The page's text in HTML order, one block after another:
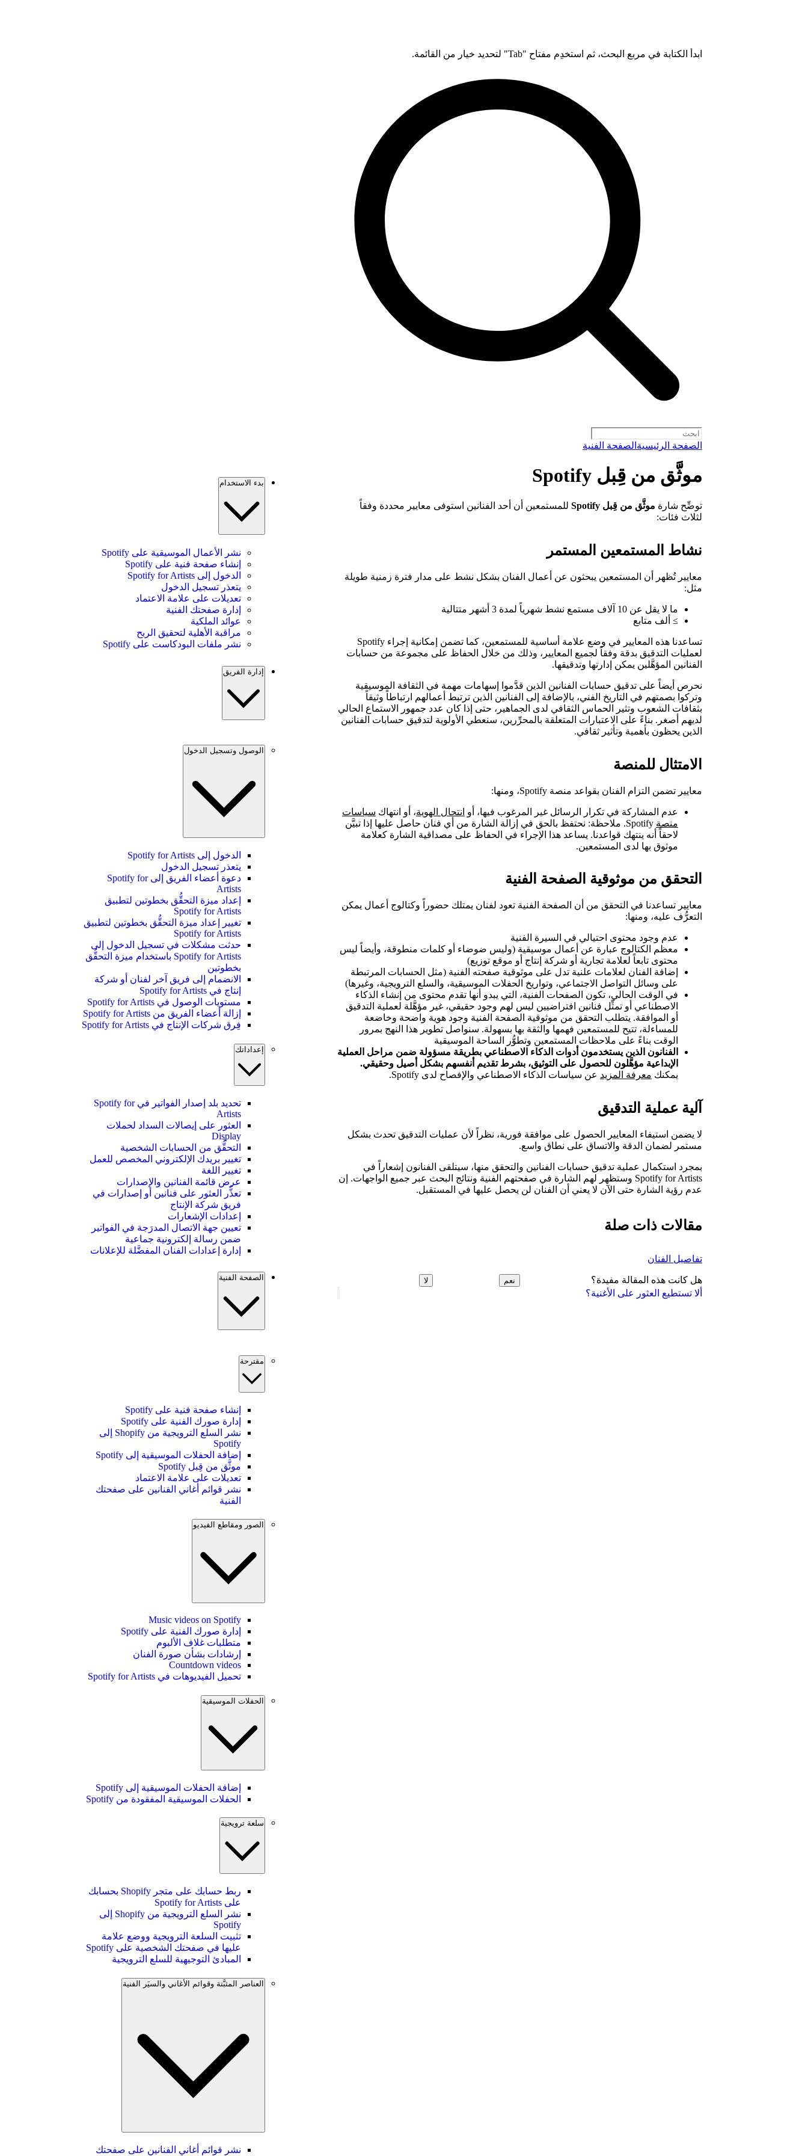
ابدأ الكتابة في مربع البحث، ثم استخدِم مفتاح "Tab" لتحديد خيار من القائمة.
الصفحة الرئيسية الصفحة الفنية
ألا تستطيع العثور على الأغنية؟
موثَّق من قِبل Spotify
توضِّح شارة موثَّق من قِبل Spotify
للمستمعين أن أحد الفنانين استوفى معايير محددة وفقاً
لثلاث فئات:
نشاط المستمعين المستمر
معايير تُظهر أن المستمعين يبحثون عن أعمال الفنان بشكل نشط على مدار فترة زمنية طويلة
مثل:
ما لا يقل عن 10 آلاف مستمع نشط شهرياً لمدة 3 أشهر متتالية
≥ ألف متابع
تساعدنا هذه المعايير في وضع علامة أساسية للمستمعين، كما تضمن إمكانية إجراء Spotify
لعمليات التدقيق بدقة وفقاً لجميع المعايير، وذلك من خلال الحفاظ على مجموعة من حسابات
الفنانين المؤهَّلين يمكن إدارتها وتدقيقها.
نحرص أيضاً على تدقيق حسابات الفنانين الذين قدَّموا إسهامات مهمة في الثقافة الموسيقية
وتركوا بصمتهم في التاريخ الفني، بالإضافة إلى الفنانين الذين ترتبط أعمالهم ارتباطاً وثيقاً
بثقافات الشعوب وتثير الحماس الثقافي لدى الجماهير، حتى إذا كان عدد جمهور الاستماع الحالي
لديهم أصغر. بناءً على الاعتبارات المتعلقة بالمحرِّرين، سنعطي الأولوية لتدقيق حسابات الفنانين
الذين يحظون بأهمية وتأثير ثقافي.
الامتثال للمنصة
معايير تضمن التزام الفنان بقواعد منصة Spotify، ومنها:
عدم المشاركة في تكرار الرسائل غير المرغوب فيها، أو انتحال الهوية، أو انتهاك سياسات
منصة
Spotify. ملاحظة: نحتفظ بالحق في إزالة الشارة من أي فنان حاصل عليها إذا تبيَّن
لاحقاً أنه ينتهك قواعدنا. يساعد هذا الإجراء في الحفاظ على مصداقية الشارة كعلامة
موثوق بها لدى المستمعين.
التحقق من موثوقية الصفحة الفنية
معايير تساعدنا في التحقق من أن الصفحة الفنية تعود لفنان يمتلك حضوراً وكتالوج أعمال يمكن
التعرُّف عليه، ومنها:
عدم وجود محتوى احتيالي في السيرة الفنية
معظم الكتالوج عبارة عن أعمال موسيقية (وليس ضوضاء أو كلمات منطوقة، وأيضاً ليس
محتوى تابعاً لعلامة تجارية أو شركة إنتاج أو موقع توزيع)
إضافة الفنان لعلامات علنية تدل على موثوقية صفحته الفنية (مثل الحسابات المرتبطة
على وسائل التواصل الاجتماعي، وتواريخ الحفلات الموسيقية، والسلع الترويجية، وغيرها)
في الوقت الحالي، تكون الصفحات الفنية، التي يبدو أنها تقدم محتوى من إنشاء الذكاء
الاصطناعي أو تمثِّل فنانين افتراضيين ليس لهم وجود حقيقي، غير مؤهَّلة لعملية التدقيق
أو الموافقة. يتطلب التحقق من موثوقية الصفحة الفنية وجود هوية واضحة وخاضعة
للمساءلة، تتيح للمستمعين فهمها والثقة بها بسهولة. سنواصل تطوير هذا النهج بمرور
الوقت بناءً على ملاحظات المستمعين وتطوُّر الساحة الموسيقية
الفنانون الذين يستخدمون أدوات الذكاء الاصطناعي بطريقة مسؤولة ضمن مراحل العملية
الإبداعية مؤهَّلون للحصول على التوثيق، بشرط تقديم أنفسهم بشكل أصيل وحقيقي.
يمكنك معرفة المزيد عن سياسات الذكاء الاصطناعي والإفصاح لدى Spotify.
آلية عملية التدقيق
لا يضمن استيفاء المعايير الحصول على موافقة فورية، نظراً لأن عمليات التدقيق تحدث بشكل
مستمر لضمان الدقة والاتساق على نطاق واسع.
بمجرد استكمال عملية تدقيق حسابات الفنانين والتحقق منها، سيتلقى الفنانون إشعاراً في
Spotify for Artists وستظهر لهم الشارة في صفحتهم الفنية ونتائج البحث عبر جميع الواجهات. إن
عدم رؤية الشارة حتى الآن لا يعني أن الفنان لن يحصل عليها في المستقبل.
مقالات ذات صلة
تفاصيل الفنان
هل كانت هذه المقالة مفيدة؟ نعم لا
بدء الاستخدام
نشر الأعمال الموسيقية على Spotify
إنشاء صفحة فنية على Spotify
الدخول إلى Spotify for Artists
يتعذر تسجيل الدخول
تعديلات على علامة الاعتماد
إدارة صفحتك الفنية
عوائد الملكية
مراقبة الأهلية لتحقيق الربح
نشر ملفات البودكاست على Spotify
إدارة الفريق
الوصول وتسجيل الدخول
الدخول إلى Spotify for Artists
يتعذر تسجيل الدخول
دعوة أعضاء الفريق إلى Spotify for
Artists
إعداد ميزة التحقُّق بخطوتين لتطبيق
Spotify for Artists
تغيير إعداد ميزة التحقُّق بخطوتين لتطبيق
Spotify for Artists
حدثت مشكلات في تسجيل الدخول إلى
Spotify for Artists باستخدام ميزة التحقُّق
بخطوتين
الانضمام إلى فريق آخر لفنان أو شركة
إنتاج في Spotify for Artists
مستويات الوصول في Spotify for Artists
إزالة أعضاء الفريق من Spotify for Artists
فِرق شركات الإنتاج في Spotify for Artists
إعداداتك
تحديد بلد إصدار الفواتير في Spotify for
Artists
العثور على إيصالات السداد لحملات
Display
التحقُّق من الحسابات الشخصية
تغيير بريدك الإلكتروني المخصص للعمل
تغيير اللغة
عرض قائمة الفنانين والإصدارات
تعذُّر العثور على فنانين أو إصدارات في
فريق شركة الإنتاج
إعدادات الإشعارات
تعيين جهة الاتصال المدرَجة في الفواتير
ضمن رسالة إلكترونية جماعية
إدارة إعدادات الفنان المفضَّلة للإعلانات
الصفحة الفنية
مقترحة
إنشاء صفحة فنية على Spotify
إدارة صورك الفنية على Spotify
نشر السلع الترويجية من Shopify إلى
Spotify
إضافة الحفلات الموسيقية إلى Spotify
موثَّق من قِبل Spotify
تعديلات على علامة الاعتماد
نشر قوائم أغاني الفنانين على صفحتك
الفنية
الصور ومقاطع الفيديو
Music videos on Spotify
إدارة صورك الفنية على Spotify
متطلبات غلاف الألبوم
إرشادات بشأن صورة الفنان
Countdown videos
تحميل الفيديوهات في Spotify for Artists
الحفلات الموسيقية
إضافة الحفلات الموسيقية إلى Spotify
الحفلات الموسيقية المفقودة من Spotify
سلعة ترويجية
ربط حسابك على متجر Shopify بحسابك
على Spotify for Artists
نشر السلع الترويجية من Shopify إلى
Spotify
تثبيت السلعة الترويجية ووضع علامة
عليها في صفحتك الشخصية على Spotify
المبادئ التوجيهية للسلع الترويجية
العناصر المثبَّتة وقوائم الأغاني والسيَر الفنية
نشر قوائم أغاني الفنانين على صفحتك